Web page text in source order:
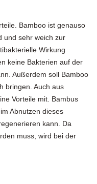
Bamboo ist genauso
und sehr weich zur
Wirkung
keine Bakterien auf der
Außerdem soll Bamboo
bringen. Auch aus
Vorteile mit. Bambus
Abnutzen dieses
kann. Da
muss, wird bei der